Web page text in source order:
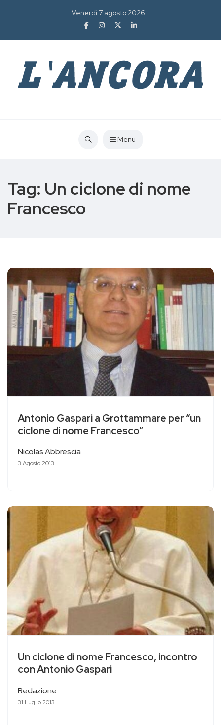
Venerdì 7 agosto 2026
Menu
Tag: Un ciclone di nome
Francesco
Antonio Gaspari a Grottammare per “un
ciclone di nome Francesco”
Nicolas Abbrescia
3 Agosto 2013
Un ciclone di nome Francesco, incontro
con Antonio Gaspari
Redazione
31 Luglio 2013